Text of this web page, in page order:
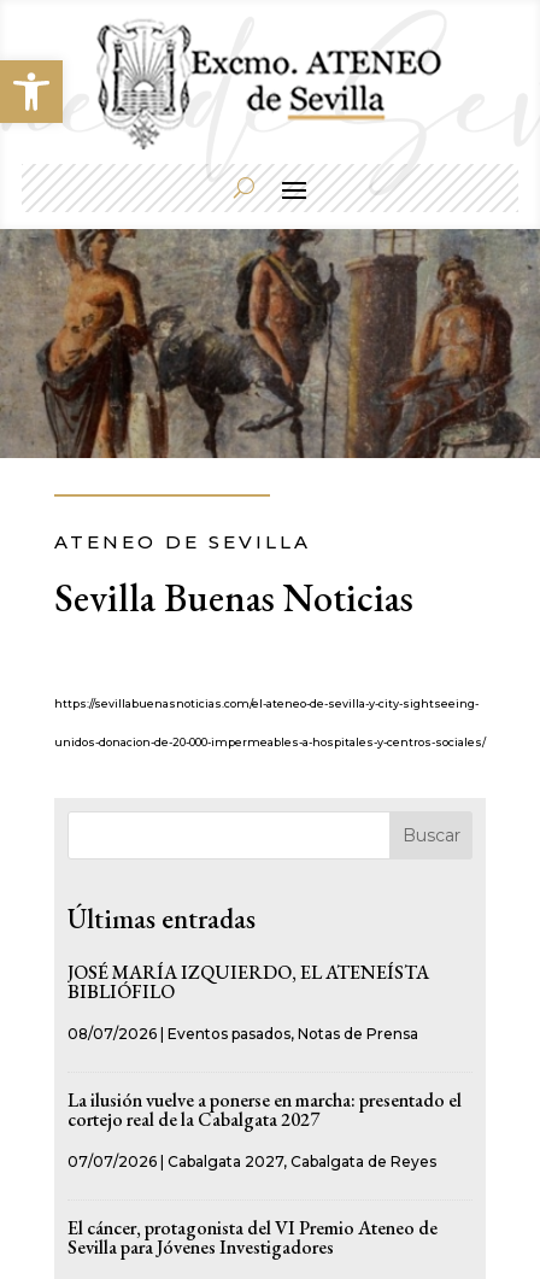
Abrir barra de herramientas
ATENEO DE SEVILLA
Sevilla Buenas Noticias
https://sevillabuenasnoticias.com/el-ateneo-de-sevilla-y-city-sightseeing-
unidos-donacion-de-20-000-impermeables-a-hospitales-y-centros-sociales/
Buscar
Últimas entradas
JOSÉ MARÍA IZQUIERDO, EL ATENEÍSTA
BIBLIÓFILO
08/07/2026| Eventos pasados, Notas de Prensa
La ilusión vuelve a ponerse en marcha: presentado el
cortejo real de la Cabalgata 2027
07/07/2026| Cabalgata 2027, Cabalgata de Reyes
El cáncer, protagonista del VI Premio Ateneo de
Sevilla para Jóvenes Investigadores